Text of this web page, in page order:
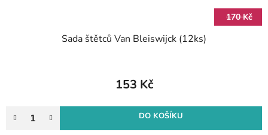
170 Kč
Sada štětců Van Bleiswijck (12ks)
153 Kč
DO KOŠÍKU